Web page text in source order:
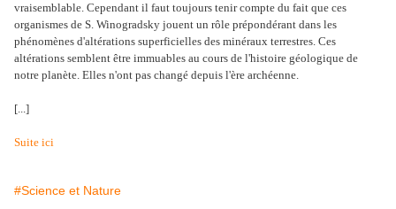
vraisemblable. Cependant il faut toujours tenir compte du fait que ces
organismes de S. Winogradsky jouent un rôle prépondérant dans les
phénomènes d'altérations superficielles des minéraux terrestres. Ces
altérations semblent être immuables au cours de l'histoire géologique de
notre planète. Elles n'ont pas changé depuis l'ère archéenne.
[...]
Suite ici
#Science et Nature